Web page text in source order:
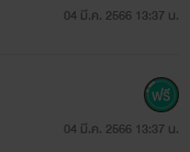
04 มี.ค. 2566 13:37 น.
04 มี.ค. 2566 13:37 น.